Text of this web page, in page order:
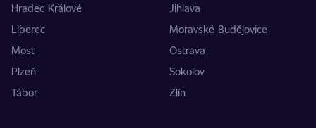
Hradec Králové
Jihlava
Liberec
Moravské Budějovice
Most
Ostrava
Plzeň
Sokolov
Tábor
Zlín